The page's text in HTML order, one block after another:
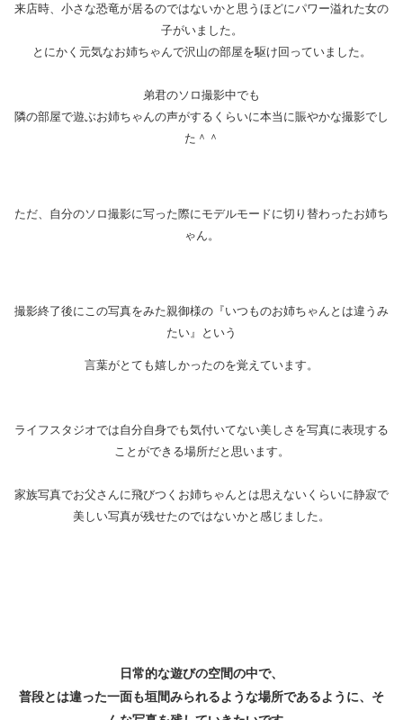
来店時、小さな恐竜が居るのではないかと思うほどにパワー溢れた女の
子がいました。
とにかく元気なお姉ちゃんで沢山の部屋を駆け回っていました。
弟君のソロ撮影中でも
隣の部屋で遊ぶお姉ちゃんの声がするくらいに本当に賑やかな撮影でし
た＾＾
ただ、自分のソロ撮影に写った際にモデルモードに切り替わったお姉ち
ゃん。
撮影終了後にこの写真をみた親御様の『いつものお姉ちゃんとは違うみ
たい』という
言葉がとても嬉しかったのを覚えています。
ライフスタジオでは自分自身でも気付いてない美しさを写真に表現する
ことができる場所だと思います。
家族写真でお父さんに飛びつくお姉ちゃんとは思えないくらいに静寂で
美しい写真が残せたのではないかと感じました。
日常的な遊びの空間の中で、
普段とは違った一面も垣間みられるような場所であるように、そ